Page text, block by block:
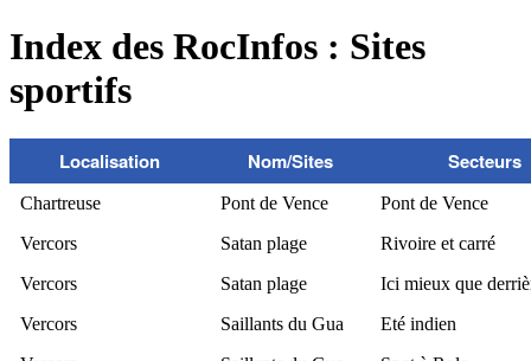
Index des RocInfos : Sites
sportifs
Localisation Nom/Sites Secteurs
Chartreuse Pont de Vence
Pont de Vence
Vercors
Satan plage
Rivoire et carré
Vercors
Satan plage
Ici mieux que
Vercors
Saillants du Gua
Eté indien